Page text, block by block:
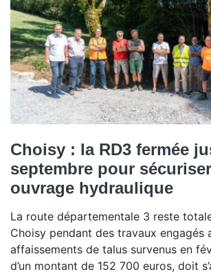
Choisy : la RD3 fermée
septembre pour
ouvrage hydraulique
La route départementale 3 reste
Choisy pendant des travaux engagés
affaissements de talus survenus en
d’un montant de 152 700 euros, doit